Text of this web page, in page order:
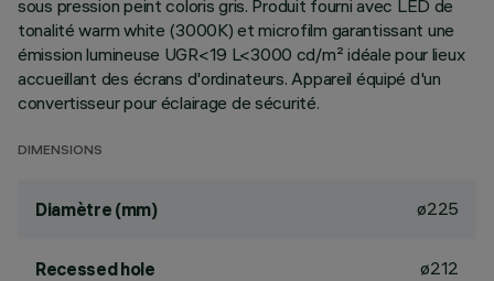
sous pression peint coloris gris. Produit fourni avec LED de
tonalité warm white (3000K) et microfilm garantissant une
émission lumineuse UGR<19 L<3000 cd/m² idéale pour lieux
accueillant des écrans d'ordinateurs. Appareil équipé d'un
convertisseur pour éclairage de sécurité.
DIMENSIONS
Diamètre (mm) ø225
Recessed hole
ø212